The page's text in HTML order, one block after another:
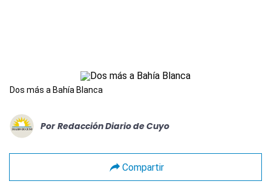
Dos más a Bahía Blanca
Por Redacción Diario de Cuyo
Compartir